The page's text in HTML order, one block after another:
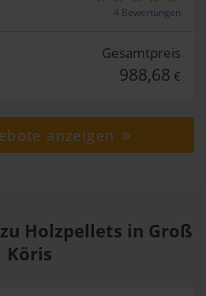
4 Bewertungen
Gesamtpreis
988,68 €
anzeigen
Holzpellets in Groß
Köris